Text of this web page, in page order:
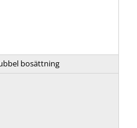
bosättning